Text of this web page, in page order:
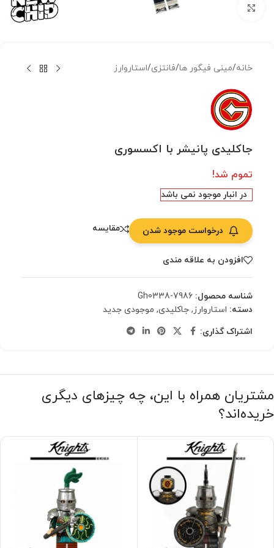
خانه/مینی فیگور ها/فانتزی/استاروارز
جاکلیدی پانیشر با اکسسوری
تموم شد!
در انبار موجود نمی باشد
درخواست موجود شدن مقایسه
افزودن به علاقه مندی
شناسه محصول: Gh0338-7986
دسته: استاروارز, جاکلیدی, موجودی جدید
اشتراک گذاری:
مشتریان همراه با این، چه چیزهای دیگری
خریده‌اند؟